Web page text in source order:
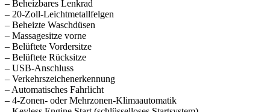
– Beheizbares Lenkrad
– 20-Zoll-Leichtmetallfelgen
– Beheizte Waschdüsen
– Massagesitze vorne
– Belüftete Vordersitze
– Belüftete Rücksitze
– USB-Anschluss
– Verkehrszeichenerkennung
– Automatisches Fahrlicht
– 4-Zonen- oder Mehrzonen-Klimaautomatik